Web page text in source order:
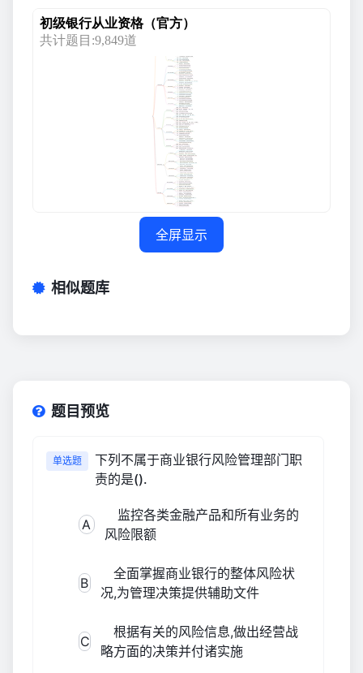
银行业法律法规与综合能力1
银行业法律法规与综合能力2
全屏显示
相似题库
题目预览
单选题
下列不属于商业银行风险管理部门职
责的是().
A
监控各类金融产品和所有业务的
风险限额
B
全面掌握商业银行的整体风险状
况,为管理决策提供辅助文件
C
根据有关的风险信息,做出经营战
略方面的决策并付诸实施